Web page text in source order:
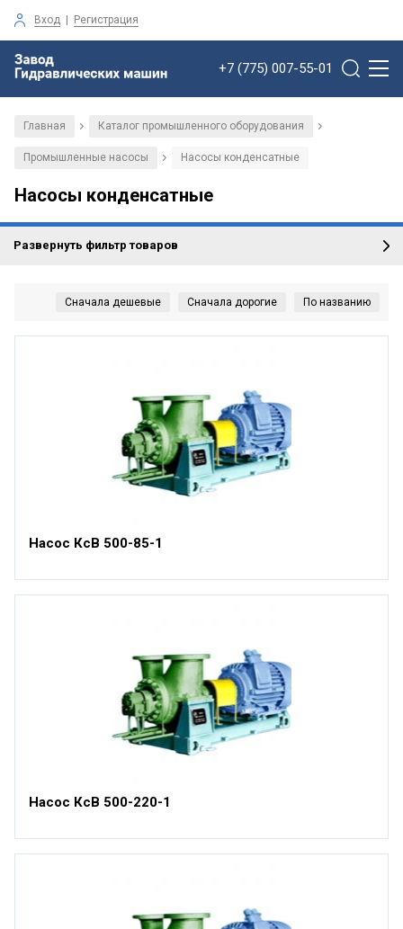
Вход | Регистрация
+7 (775) 007-55-01
Главная / Каталог промышленного оборудования /
Промышленные насосы / Насосы конденсатные
Насосы конденсатные
Развернуть фильтр товаров
Насос КсВ 500-85-1
Насос КсВ 500-220-1